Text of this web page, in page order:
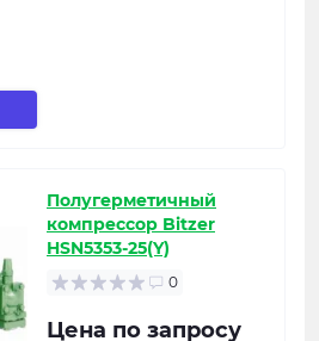
Полугерметичный
компрессор Bitzer
HSN5353-25(Y)
0
Цена по запросу